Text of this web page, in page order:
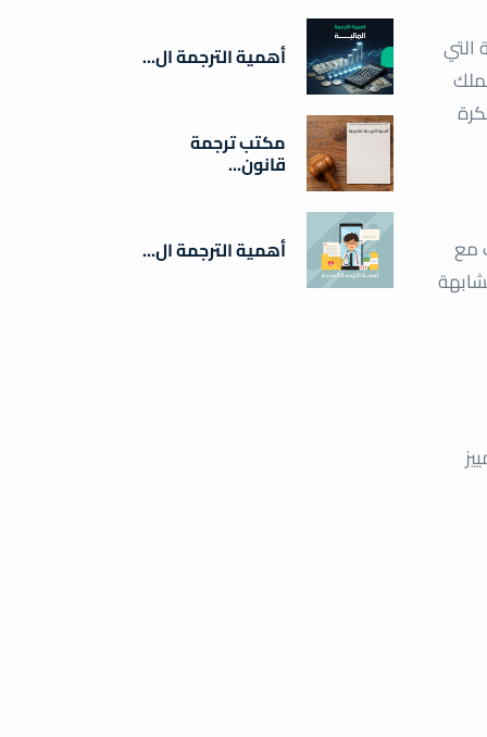
التي
مع
أهمية الترجمة ال...
مكتب ترجمة
قانون...
أهمية الترجمة ال...